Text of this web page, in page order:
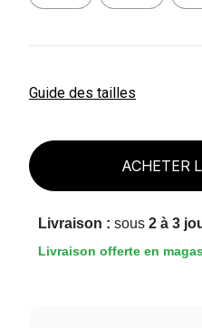
Guide des tailles
ACHETER
Livraison : sous 2 à 3
Livraison offerte en